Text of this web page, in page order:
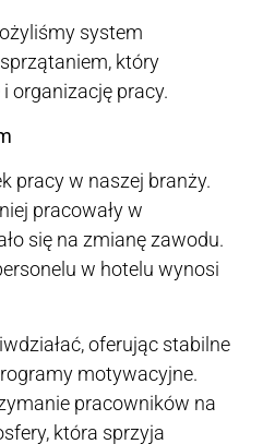
system
który
organizację pracy.
pracy w naszej branży.
pracowały w
się na zmianę zawodu.
w hotelu wynosi
oferując stabilne
motywacyjne.
pracowników na
która sprzyja